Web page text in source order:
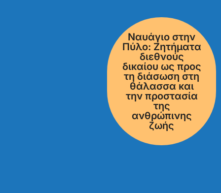
Ναυάγιο στην
Πύλο: Ζητήματα
διεθνούς
δικαίου ως προς
τη διάσωση στη
θάλασσα και
την προστασία
της
ανθρώπινης
ζωής